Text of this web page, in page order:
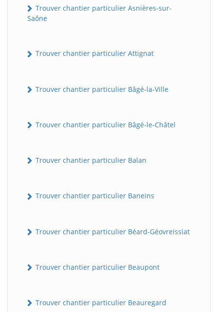
Trouver chantier particulier Asnières-sur-
Saône
Trouver chantier particulier Attignat
Trouver chantier particulier Bâgé-la-Ville
Trouver chantier particulier Bâgé-le-Châtel
Trouver chantier particulier Balan
Trouver chantier particulier Baneins
Trouver chantier particulier Béard-Géovreissiat
Trouver chantier particulier Beaupont
Trouver chantier particulier Beauregard